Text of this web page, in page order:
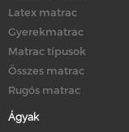
Latex matrac
Gyerekmatrac
Matrac típusok
Összes matrac
Rugós matrac
Ágyak